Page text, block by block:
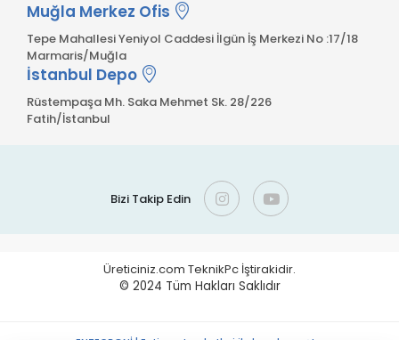
Muğla Merkez Ofis
Tepe Mahallesi Yeniyol Caddesi İlgün İş Merkezi No :17/18
Marmaris/Muğla
İstanbul Depo
Rüstempaşa Mh. Saka Mehmet Sk. 28/226
Fatih/İstanbul
Bizi Takip Edin
Üreticiniz.com TeknikPc İştirakidir.
© 2024 Tüm Hakları Saklıdır